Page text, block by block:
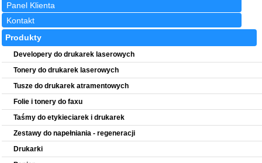
Panel Klienta
Kontakt
Produkty
Developery do drukarek laserowych
Tonery do drukarek laserowych
Tusze do drukarek atramentowych
Folie i tonery do faxu
Taśmy do etykieciarek i drukarek
Zestawy do napełniania - regeneracji
Drukarki